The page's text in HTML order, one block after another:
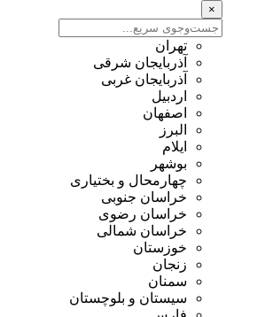
تهران
آذربایجان شرقی
آذربایجان غربی
اردبیل
اصفهان
البرز
ایلام
بوشهر
چهارمحال و بختیاری
خراسان جنوبی
خراسان رضوی
خراسان شمالی
خوزستان
زنجان
سمنان
سیستان و بلوچستان